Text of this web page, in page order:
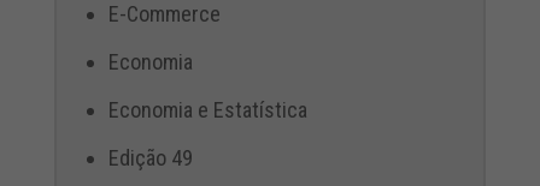
E-Commerce
Economia
Economia e Estatística
Edição 49